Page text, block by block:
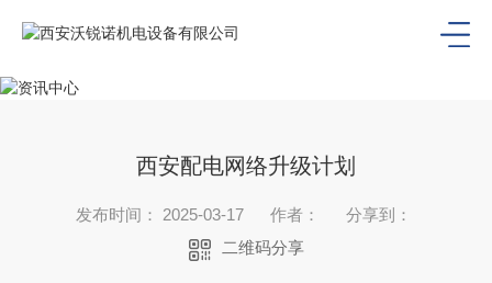
西安配电网络升级计划
发布时间： 2025-03-17 作者：
分享到：
二维码分享